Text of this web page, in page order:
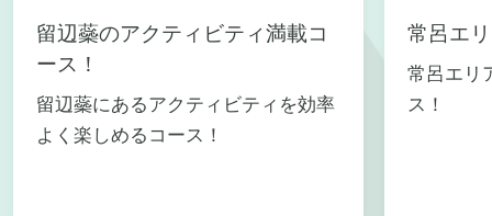
留辺蘂のアクティビティ満載コ
ース！
留辺蘂にあるアクティビティを効率
よく楽しめるコース！
常呂エ
常呂エリ
ス！